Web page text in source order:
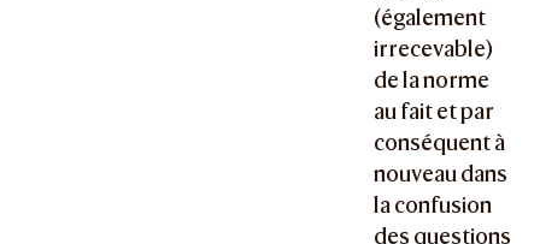
(également
irrecevable)
de la norme
au fait et par
conséquent à
nouveau dans
la confusion
des questions